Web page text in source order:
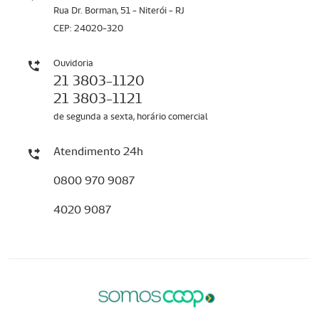
Rua Dr. Borman, 51 - Niterói - RJ
CEP: 24020-320
Ouvidoria
21 3803-1120
21 3803-1121
de segunda a sexta, horário comercial
Atendimento 24h
0800 970 9087
4020 9087